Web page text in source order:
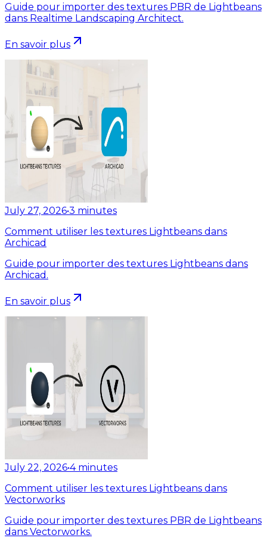
Guide pour importer des textures PBR de Lightbeans
dans Realtime Landscaping Architect.
En savoir plus
July 27, 2026•3 minutes
Comment utiliser les textures Lightbeans dans
Archicad
Guide pour importer des textures Lightbeans dans
Archicad.
En savoir plus
July 22, 2026•4 minutes
Comment utiliser les textures Lightbeans dans
Vectorworks
Guide pour importer des textures PBR de Lightbeans
dans Vectorworks.